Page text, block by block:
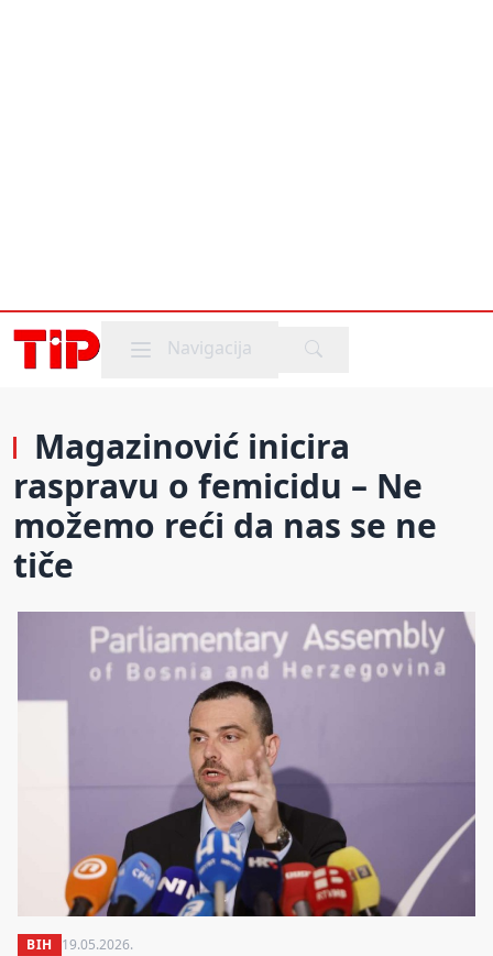
Mobile menu
Navigacija
Magazinović inicira
raspravu o femicidu – Ne
možemo reći da nas se ne
tiče
BIH 19.05.2026.